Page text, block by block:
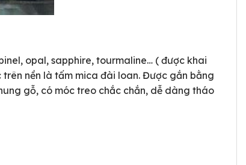
opal, sapphire, tourmaline… ( được khai
nền là tấm mica đài loan. Được gắn bằng
gỗ, có móc treo chắc chắn, dễ dàng tháo